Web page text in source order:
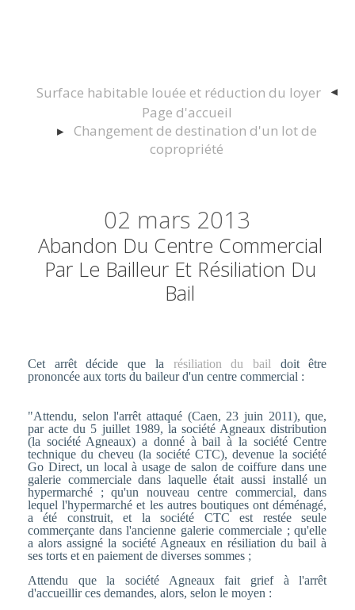
Surface habitable louée et réduction du loyer
Page d'accueil
Changement de destination d'un lot de
copropriété
02 mars 2013
Abandon Du Centre Commercial
Par Le Bailleur Et Résiliation Du
Bail
Cet arrêt décide que la résiliation du bail doit être
prononcée aux torts du baileur d'un centre commercial :
"Attendu, selon l'arrêt attaqué (Caen, 23 juin 2011), que,
par acte du 5 juillet 1989, la société Agneaux distribution
(la société Agneaux) a donné à bail à la société Centre
technique du cheveu (la société CTC), devenue la société
Go Direct, un local à usage de salon de coiffure dans une
galerie commerciale dans laquelle était aussi installé un
hypermarché ; qu'un nouveau centre commercial, dans
lequel l'hypermarché et les autres boutiques ont déménagé,
a été construit, et la société CTC est restée seule
commerçante dans l'ancienne galerie commerciale ; qu'elle
a alors assigné la société Agneaux en résiliation du bail à
ses torts et en paiement de diverses sommes ;
Attendu que la société Agneaux fait grief à l'arrêt
d'accueillir ces demandes, alors, selon le moyen :